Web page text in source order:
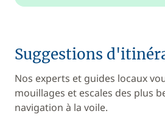
Suggestions
Nos experts et guides locaux
mouillages et escales des plus
navigation à la voile.